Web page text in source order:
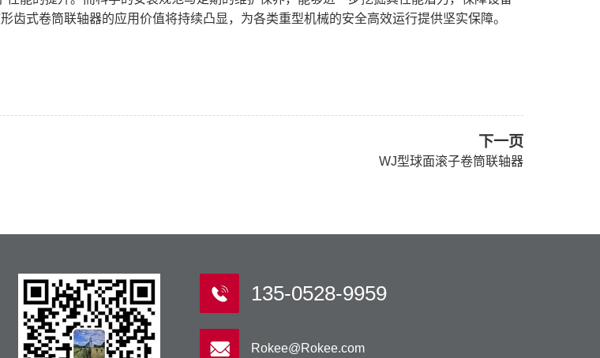
式卷筒联轴器的应用价值将持续凸显，为各类重型机械的安全高效运行提供坚实保障。
下一页
WJ型球面滚子卷筒联轴器
135-0528-9959
Rokee@Rokee.com